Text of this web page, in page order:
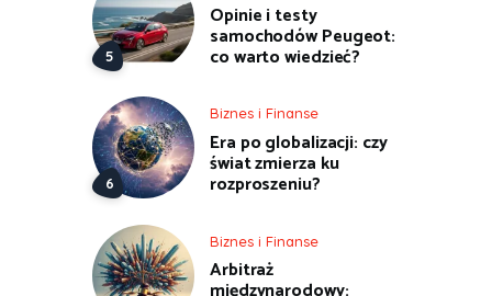
Opinie i testy
samochodów Peugeot:
co warto wiedzieć?
Biznes i Finanse
Era po globalizacji: czy
świat zmierza ku
rozproszeniu?
Biznes i Finanse
Arbitraż